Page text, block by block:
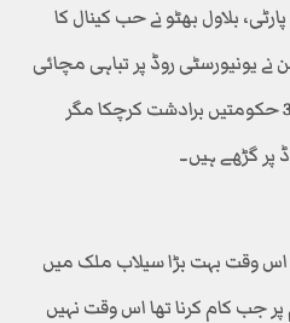
پارٹی، بلاول بھٹو نے حب کینال کا
نے یونیورسٹی روڈ پر تباہی مچائی
ہوئی ہے، گرین لائن پروجیکٹ 3 حکومتیں برادشت کرچکا مگر
پر گڑھے ہیں۔
اس وقت بہت بڑا سیلاب ملک میں
جب کام کرنا تھا اس وقت نہیں